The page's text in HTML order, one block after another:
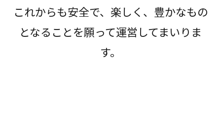
これからも安全で、楽しく、豊かなもの
となることを願って運営してまいりま
す。